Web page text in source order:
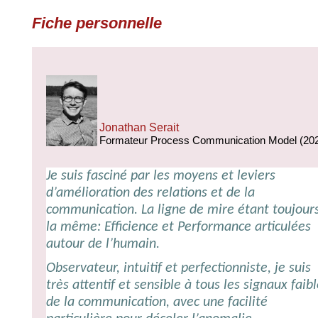
Fiche personnelle
Jonathan Serait
Formateur Process Communication Model
Je suis fasciné par les moyens et leviers
d’amélioration des relations et de la
communication. La ligne de mire étant
la même: Efficience et Performance articulées
autour de l’humain.
Observateur, intuitif et perfectionniste, je suis
très attentif et sensible à tous les signaux
de la communication, avec une facilité